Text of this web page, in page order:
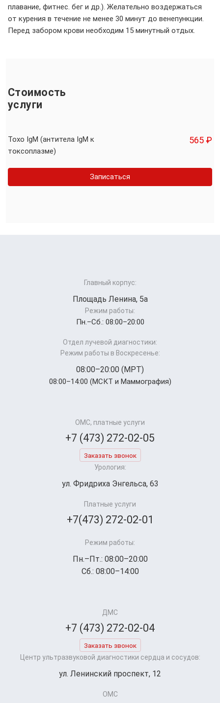
плавание, фитнес. бег и др.). Желательно воздержаться
от курения в течение не менее 30 минут до венепункции.
Перед забором крови необходим 15 минутный отдых.
Стоимость
услуги
Toxo IgM (антитела IgM к
токсоплазме)
565 ₽
Записаться
Главный корпус:
Площадь Ленина, 5а
Режим работы:
Пн.–Cб.: 08:00–20:00
Отдел лучевой диагностики:
Режим работы в Воскресенье:
08:00–20:00 (МРТ)
08:00–14:00 (МСКТ и Маммография)
ОМС, платные услуги
+7 (473) 272-02-05
Заказать звонок
Урология:
ул. Фридриха Энгельса, 63
Платные услуги
+7(473) 272-02-01
Режим работы:
Пн.–Пт.: 08:00–20:00
Сб.: 08:00–14:00
ДМС
+7 (473) 272-02-04
Заказать звонок
Центр ультразвуковой диагностики сердца и сосудов:
ул. Ленинский проспект, 12
ОМС